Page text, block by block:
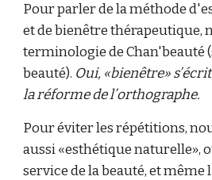
Pour parler de la méthode
et de bienêtre thérapeutique,
terminologie de Chan'beauté
beauté). Oui, «bienêtre»
la réforme de l’orthographe.
Pour éviter les répétitions,
aussi «esthétique naturelle»,
service de la beauté, et